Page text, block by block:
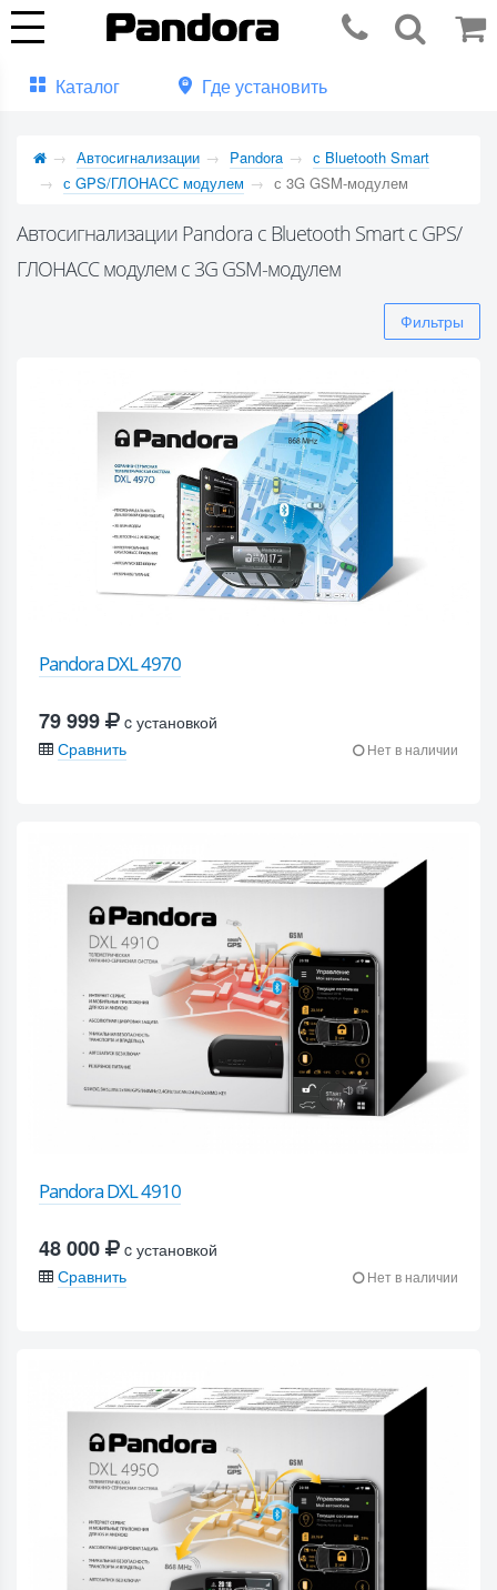
Каталог Где установить
Автосигнализации Pandora
с Bluetooth Smart
с GPS/ГЛОНАСС модулем
с 3G GSM-модулем
Автосигнализации Pandora с Bluetooth Smart с GPS/
ГЛОНАСС модулем с 3G GSM-модулем
Фильтры
Pandora DXL 4970
79 999
c установкой
Сравнить
Нет в наличии
Pandora DXL 4910
48 000
c установкой
Сравнить
Нет в наличии